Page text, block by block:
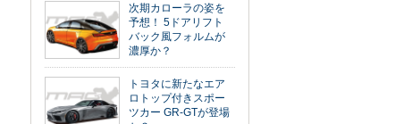
次期カローラの姿を
予想！ 5ドアリフト
バック風フォルムが
濃厚か？
トヨタに新たなエア
ロトップ付きスポー
ツカー GR-GTが登場